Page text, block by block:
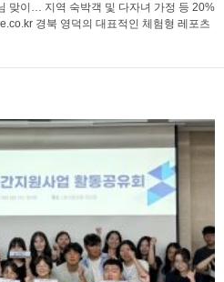
맞이… 지역 숙박객 및 다자녀 가정 등 20%
경북 영덕의 대표적인 체험형 레포츠